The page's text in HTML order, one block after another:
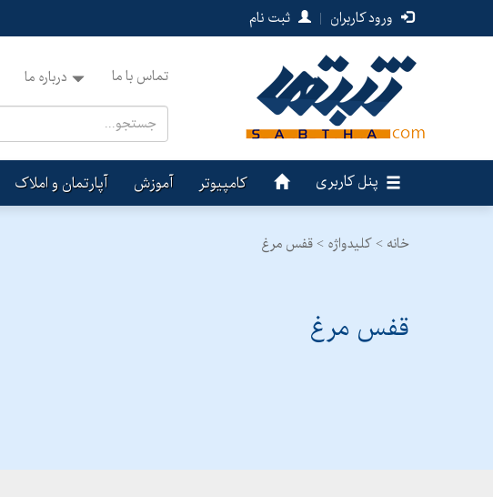
ورود کاربران | ثبت نام
تماس با ما درباره ما
پنل کاربری کامپیوتر آموزش آپارتمان و املاک
خانه > کلیدواژه > قفس مرغ
قفس مرغ